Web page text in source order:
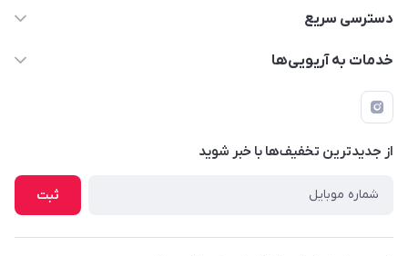
دسترسی سریع
حساب کاربری
فرم مرجوعی کالا
لیست محصولات
فروش عمده
خدمات به آریویی‌ها
قوانین و مقررات
پرسش های متداول
شرایط و نحوه بازگرداندن کالا
نحوه ثبت و ارسال سفارش
از جدید‌ترین تخفیف‌ها با‌ خبر شوید
ثبت